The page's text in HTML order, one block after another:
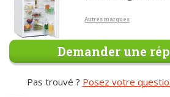
Autres marques
Demander une
Pas trouvé ? Posez votre